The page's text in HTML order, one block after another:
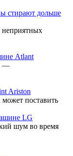
стирают дольше
неприятных
Atlant
—
Ariston
поставить
LG
шум во время